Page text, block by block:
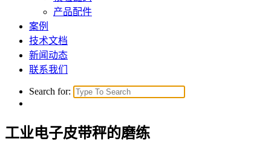
产品配件
案例
技术文档
新闻动态
联系我们
Search for:
工业电子皮带秤的磨练